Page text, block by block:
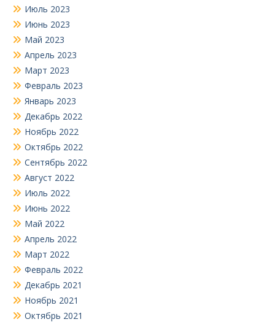
Июль 2023
Июнь 2023
Май 2023
Апрель 2023
Март 2023
Февраль 2023
Январь 2023
Декабрь 2022
Ноябрь 2022
Октябрь 2022
Сентябрь 2022
Август 2022
Июль 2022
Июнь 2022
Май 2022
Апрель 2022
Март 2022
Февраль 2022
Декабрь 2021
Ноябрь 2021
Октябрь 2021